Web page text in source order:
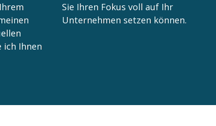
Ihnen
Sie Ihren Fokus voll auf Ihr
Unternehmen setzen können.